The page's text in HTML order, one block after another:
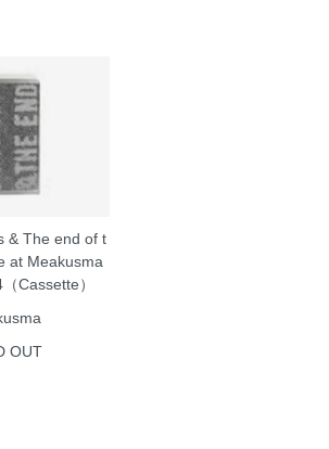
& The end of t
at Meakusma
Cassette）
OUT